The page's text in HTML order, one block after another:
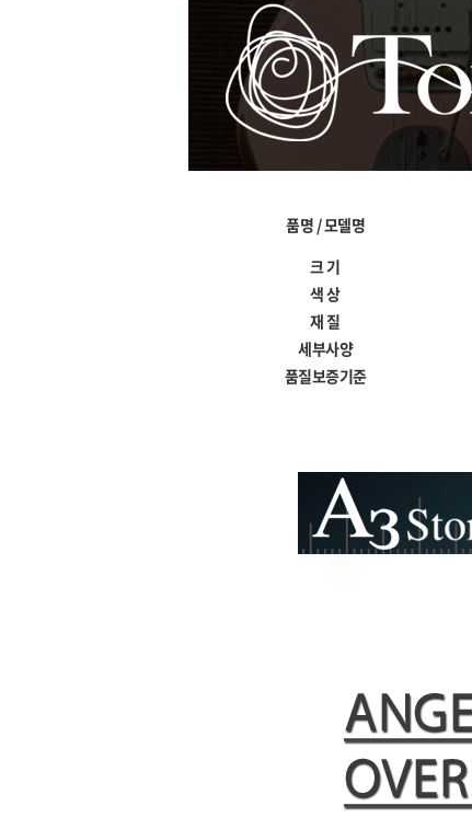
품명 / 모델명
크 기
색 상
재 질
세부사양
품질보증기준